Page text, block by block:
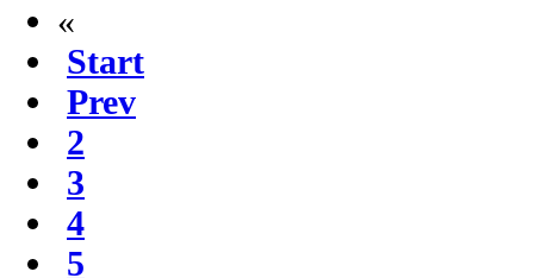
«
Start
Prev
2
3
4
5